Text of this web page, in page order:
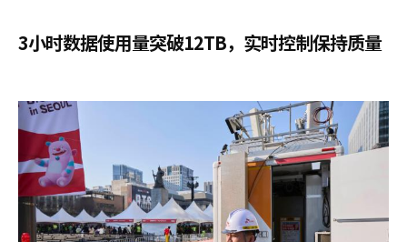
3小时数据使用量突破12TB，实时控制保持质量